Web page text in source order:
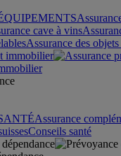
cave à vins
Assurance des
Assurance
Conseils santé